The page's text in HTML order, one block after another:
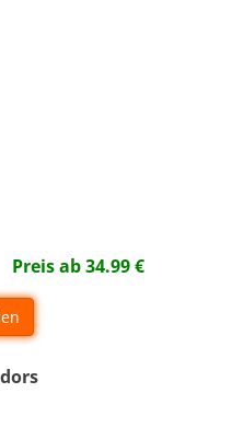
Preis ab34.99€